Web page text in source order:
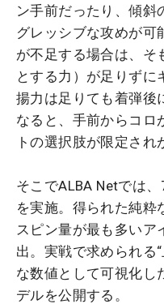
ン手前だったり、傾斜
グレッシブな攻めが可
が不足する場合は、そ
とする力）が足りずに
揚力は足りても着弾後
なると、手前からコロ
トの選択肢が限定され
そこでALBA Netでは
を実施。得られた純粋
スピン量が最も多いア
出。実戦で求められる
な数値として可視化し
デルを公開する。